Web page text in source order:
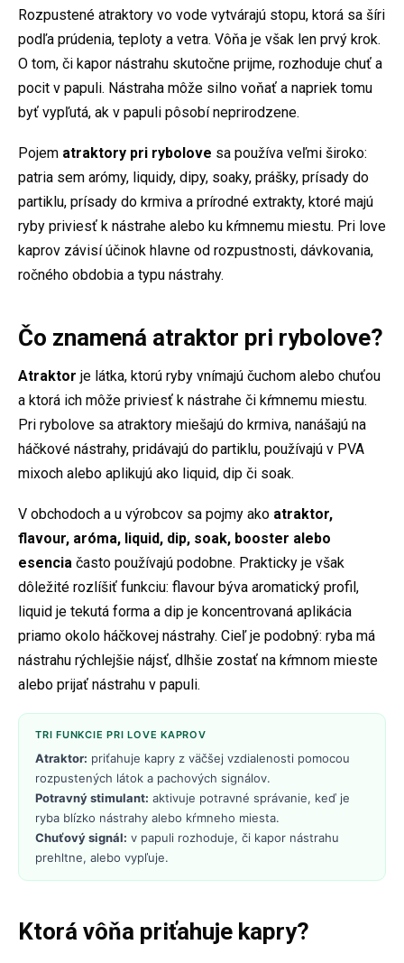
Rozpustené atraktory vo vode vytvárajú stopu, ktorá sa šíri
podľa prúdenia, teploty a vetra. Vôňa je však len prvý krok.
O tom, či kapor nástrahu skutočne prijme, rozhoduje chuť a
pocit v papuli. Nástraha môže silno voňať a napriek tomu
byť vypľutá, ak v papuli pôsobí neprirodzene.
Pojem atraktory pri rybolove sa používa veľmi široko:
patria sem arómy, liquidy, dipy, soaky, prášky, prísady do
partiklu, prísady do krmiva a prírodné extrakty, ktoré majú
ryby priviesť k nástrahe alebo ku kŕmnemu miestu. Pri love
kaprov závisí účinok hlavne od rozpustnosti, dávkovania,
ročného obdobia a typu nástrahy.
Čo znamená atraktor pri rybolove?
Atraktor je látka, ktorú ryby vnímajú čuchom alebo chuťou
a ktorá ich môže priviesť k nástrahe či kŕmnemu miestu.
Pri rybolove sa atraktory miešajú do krmiva, nanášajú na
háčkové nástrahy, pridávajú do partiklu, používajú v PVA
mixoch alebo aplikujú ako liquid, dip či soak.
V obchodoch a u výrobcov sa pojmy ako atraktor,
flavour, aróma, liquid, dip, soak, booster alebo
esencia často používajú podobne. Prakticky je však
dôležité rozlíšiť funkciu: flavour býva aromatický profil,
liquid je tekutá forma a dip je koncentrovaná aplikácia
priamo okolo háčkovej nástrahy. Cieľ je podobný: ryba má
nástrahu rýchlejšie nájsť, dlhšie zostať na kŕmnom mieste
alebo prijať nástrahu v papuli.
TRI FUNKCIE PRI LOVE KAPROV
Atraktor: priťahuje kapry z väčšej vzdialenosti pomocou
rozpustených látok a pachových signálov.
Potravný stimulant: aktivuje potravné správanie, keď je
ryba blízko nástrahy alebo kŕmneho miesta.
Chuťový signál: v papuli rozhoduje, či kapor nástrahu
prehltne, alebo vypľuje.
Ktorá vôňa priťahuje kapry?